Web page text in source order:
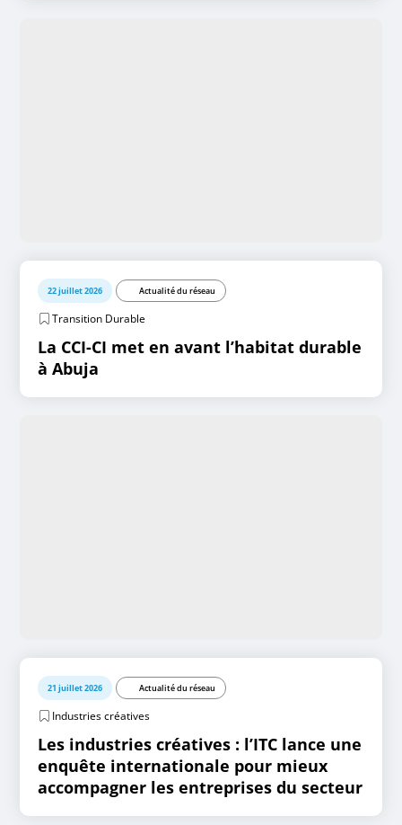
22 juillet 2026 Actualité du réseau
Transition Durable
La CCI-CI met en avant l’habitat durable
à Abuja
21 juillet 2026 Actualité du réseau
Industries créatives
Les industries créatives : l’ITC lance une
enquête internationale pour mieux
accompagner les entreprises du secteur